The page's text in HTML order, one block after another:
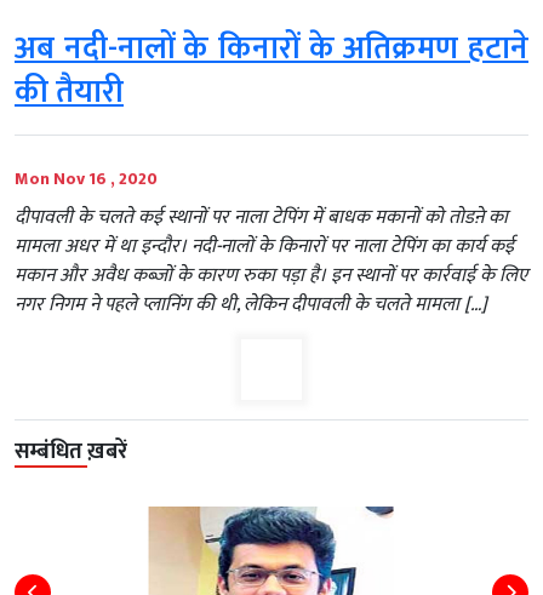
अब नदी-नालों के किनारों के अतिक्रमण हटाने
की तैयारी
Mon Nov 16 , 2020
दीपावली के चलते कई स्थानों पर नाला टेपिंग में बाधक मकानों को तोडऩे का
मामला अधर में था इन्दौर। नदी-नालों के किनारों पर नाला टेपिंग का कार्य कई
मकान और अवैध कब्जों के कारण रुका पड़ा है। इन स्थानों पर कार्रवाई के लिए
नगर निगम ने पहले प्लानिंग की थी, लेकिन दीपावली के चलते मामला […]
सम्बंधित ख़बरें